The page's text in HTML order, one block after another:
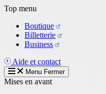
Aller
contenu
principal
Top menu
Boutique
Billetterie
Business
Aide et contact
Menu Fermer
Mises en avant